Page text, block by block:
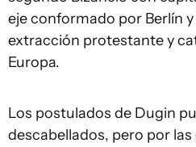
eje conformado por Berlín y
extracción protestante y
Europa.
Los postulados de Dugin
descabellados, pero por las